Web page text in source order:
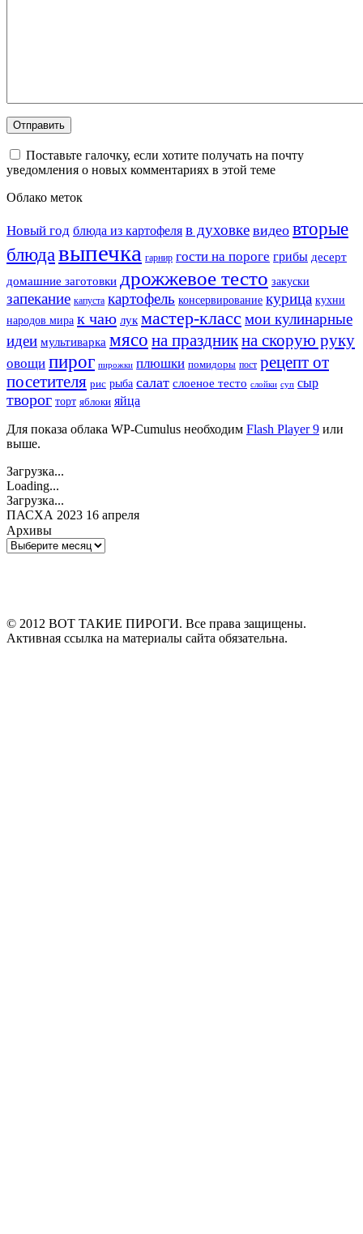
Поставьте галочку, если хотите получать на почту
уведомления о новых комментариях в этой теме
Облако меток
Новый год блюда из картофеля в духовке видео вторые
блюдавыпечка гарнир гости на пороге грибы десерт
домашние заготовки дрожжевое тесто закуски
запекание капуста картофель консервирование курица кухни
народов мира к чаю лук мастер-класс мои кулинарные
идеи мультиварка мясо на праздникна скорую руку
овощи пирог пирожки плюшки помидоры пост рецепт от
посетителя рис рыба салат слоеное тесто слойки суп сыр
творог торт яблоки яйца
Для показа облака WP-Cumulus необходим Flash Player 9 или
выше.
Загрузка...
Loading...
Загрузка...
ПАСХА 2023 16 апреля
Архивы
Архивы
© 2012 ВОТ ТАКИЕ ПИРОГИ. Все права защищены.
Активная ссылка на материалы сайта обязательна.